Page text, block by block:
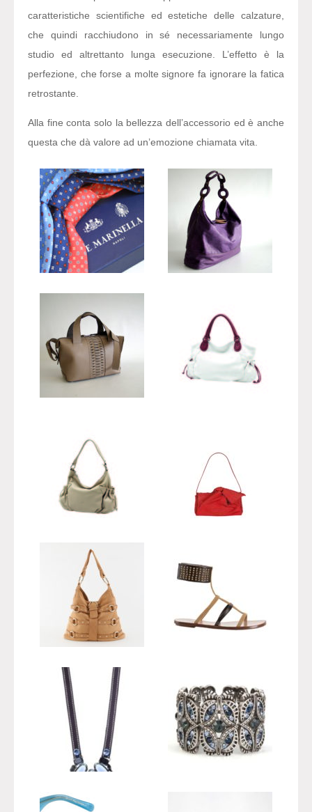
caratteristiche scientifiche ed estetiche delle calzature,
che quindi racchiudono in sé necessariamente lungo
studio ed altrettanto lunga esecuzione. L’effetto è la
perfezione, che forse a molte signore fa ignorare la fatica
retrostante.
Alla fine conta solo la bellezza dell’accessorio ed è anche
questa che dà valore ad un’emozione chiamata vita.